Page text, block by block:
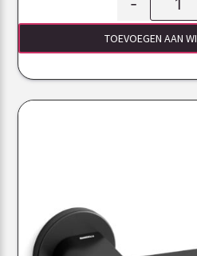
-
TOEVOEGEN AAN